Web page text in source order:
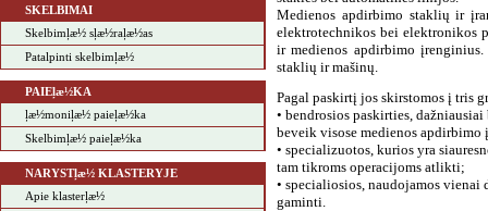
SKELBIMAI
Skelbimļæ½ sļæ½raļæ½as
Patalpinti skelbimļæ½
PAIEļæ½KA
ļæ½moniļæ½ paieļæ½ka
Skelbimļæ½ paieļæ½ka
NARYSTļæ½ KLASTERYJE
Apie klasterļæ½
Medienos apdirbimo staklių ir
elektrotechnikos bei elektronikos
ir medienos apdirbimo
staklių ir mašinų.
Pagal paskirtį jos skirstomos į tris
• bendrosios paskirties,
beveik visose medienos apdirbimo
• specializuotos, kurios yra
tam tikroms operacijoms atlikti;
• specialiosios, naudojamos
gaminti.